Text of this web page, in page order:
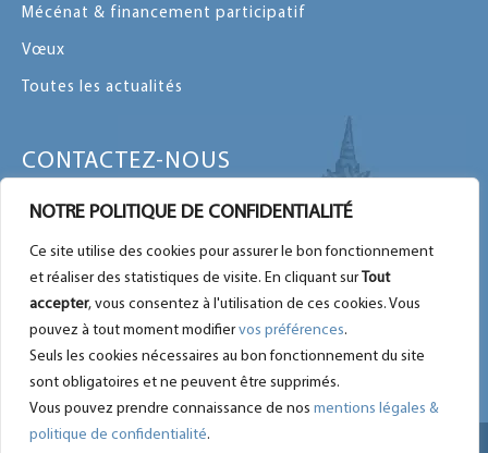
NOTRE POLITIQUE DE CONFIDENTIALITÉ
Ce site utilise des cookies pour assurer le bon fonctionnement
et réaliser des statistiques de visite. En cliquant sur Tout
accepter, vous consentez à l'utilisation de ces cookies. Vous
pouvez à tout moment modifiervos préférences.
Seuls les cookies nécessaires au bon fonctionnement du site
sont obligatoires et ne peuvent être supprimés.
Vous pouvez prendre connaissance de nos mentions légales &
politique de confidentialité.
Mécénat & financement participatif
Vœux
Toutes les actualités
CONTACTEZ-NOUS
Contactez-nous par message ou par
Plan du site
Nous retrouver sur Facebook